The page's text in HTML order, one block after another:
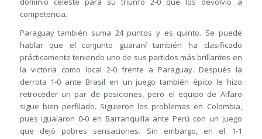
competencia.
Paraguay también suma 24 puntos y es quinto. Se puede
hablar que el conjunto guaraní también ha clasificado
prácticamente teniendo uno de sus partidos más brillantes en
la victoria como local 2-0 frente a Paraguay. Después la
derrota 1-0 ante Brasil en un juego también épico le hizo
retroceder un par de posiciones, pero el equipo de Alfaro
sigue bien perfilado. Siguieron los problemas en Colombia,
pues igualaron 0-0 en Barranquilla ante Perú con un juego
que dejó pobres sensaciones. Sin embargo, en el 1-1